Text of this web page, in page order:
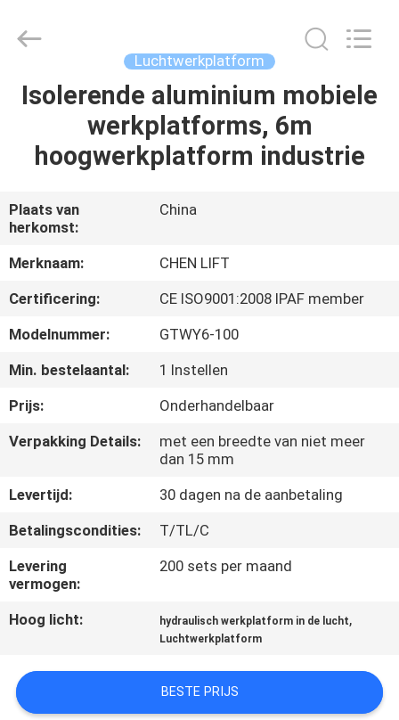
HUIS
PRODUCTEN
OVER
ONS
FABRIEKSTOCHT
NEEM
CONTACT
ONS
OP
NIEUWS
EEN
OFFERTE
LTD.
Luchtwerkplatform
Isolerende aluminium mobiele
werkplatforms, 6m
hoogwerkplatform industrie
Plaats van
herkomst:
China
Merknaam:
CHEN LIFT
Certificering:
CE ISO9001:2008 IPAF member
Modelnummer:
GTWY6-100
Min. bestelaantal:
1 Instellen
Prijs:
Onderhandelbaar
Verpakking Details:
met een breedte van niet meer
dan 15 mm
Levertijd:
30 dagen na de aanbetaling
Betalingscondities:
T/TL/C
Levering
vermogen:
200 sets per maand
Hoog licht: hydraulisch werkplatform in de lucht,
Luchtwerkplatform
BESTE PRIJS